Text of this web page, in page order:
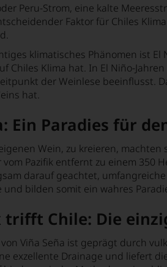
Winery
Costa
Spínola
Peru-Strom, eine kalte
Faktor für Chiles
klimatisches Phänomen ist
Chiles Klima hat. In El Niño-
der Weinlese beeinflusst.
hat.
Ein Paradies für
Wein, zu kreieren, machten
vom Pazifik entfernt zu einem 350
darauf geachtet,
und bilden somit ein wahres
trifft Chile: Die
Viña Seña ist geprägt durch
exzellente Drainage und liefert